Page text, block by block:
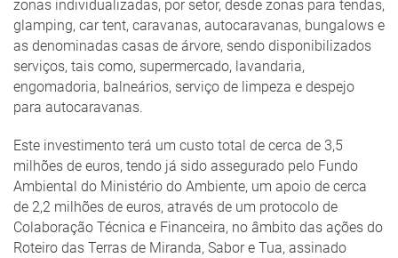
zonas individualizadas, por setor, desde zonas para tendas,
glamping, car tent, caravanas, autocaravanas, bungalows e
as denominadas casas de árvore, sendo disponibilizados
serviços, tais como, supermercado, lavandaria,
engomadoria, balneários, serviço de limpeza e despejo
para autocaravanas.
Este investimento terá um custo total de cerca de 3,5
milhões de euros, tendo já sido assegurado pelo Fundo
Ambiental do Ministério do Ambiente, um apoio de cerca
de 2,2 milhões de euros, através de um protocolo de
Colaboração Técnica e Financeira, no âmbito das ações do
Roteiro das Terras de Miranda, Sabor e Tua, assinado